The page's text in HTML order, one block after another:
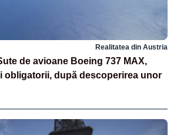
Realitatea din Austria
de avioane Boeing 737 MAX,
obligatorii, după descoperirea unor